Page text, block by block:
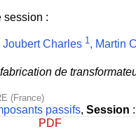
session :
Joubert Charles 1, Martin
de
(France)
passifs, Session :
PDF